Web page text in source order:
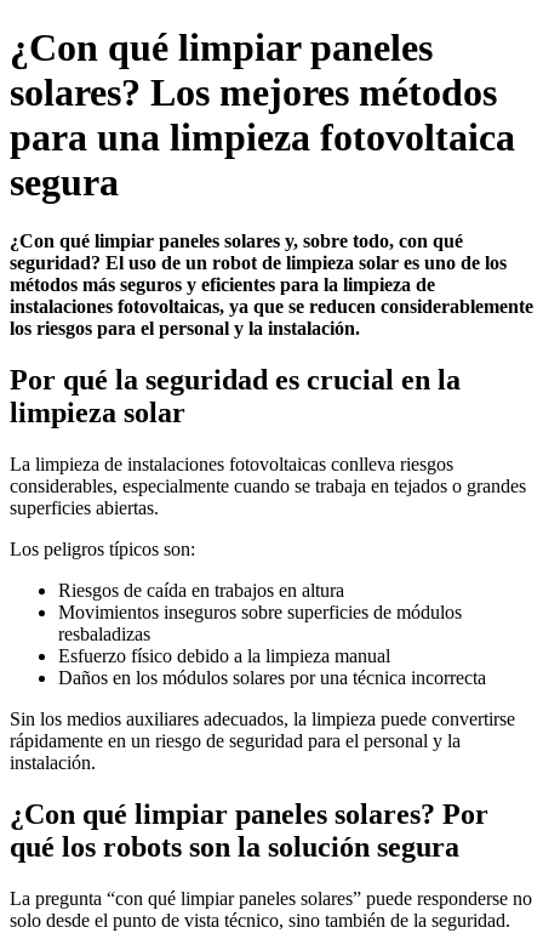
¿Con qué limpiar paneles
solares? Los mejores métodos
para una limpieza fotovoltaica
segura
¿Con qué limpiar paneles solares y, sobre todo, con qué
seguridad? El uso de un robot de limpieza solar es uno de los
métodos más seguros y eficientes para la limpieza de
instalaciones fotovoltaicas, ya que se reducen considerablemente
los riesgos para el personal y la instalación.
Por qué la seguridad es crucial en la
limpieza solar
La limpieza de instalaciones fotovoltaicas conlleva riesgos
considerables, especialmente cuando se trabaja en tejados o grandes
superficies abiertas.
Los peligros típicos son:
Riesgos de caída en trabajos en altura
Movimientos inseguros sobre superficies de módulos
resbaladizas
Esfuerzo físico debido a la limpieza manual
Daños en los módulos solares por una técnica incorrecta
Sin los medios auxiliares adecuados, la limpieza puede convertirse
rápidamente en un riesgo de seguridad para el personal y la
instalación.
¿Con qué limpiar paneles solares? Por
qué los robots son la solución segura
La pregunta “con qué limpiar paneles solares” puede responderse no
solo desde el punto de vista técnico, sino también de la seguridad.